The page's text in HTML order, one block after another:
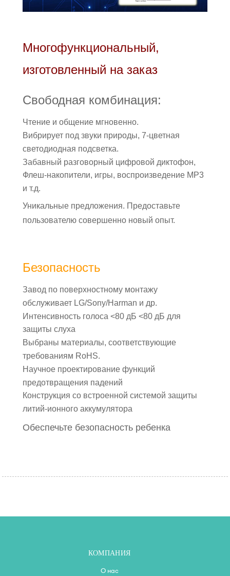
Многофункциональный,
изготовленный на заказ
Свободная комбинация:
Чтение и общение мгновенно.
Вибрирует под звуки природы, 7-цветная
светодиодная подсветка.
Забавный разговорный цифровой диктофон,
Флеш-накопители, игры, воспроизведение MP3
и т.д.
Уникальные предложения. Предоставьте
пользователю совершенно новый опыт.
Безопасность
Завод по поверхностному монтажу
обслуживает LG/Sony/Harman и др.
Интенсивность голоса <80 дБ <80 дБ для
защиты слуха
Выбраны материалы, соответствующие
требованиям RoHS.
Научное проектирование функций
предотвращения падений
Конструкция со встроенной системой защиты
литий-ионного аккумулятора
Обеспечьте безопасность ребенка
КОМПАНИЯ
О нас